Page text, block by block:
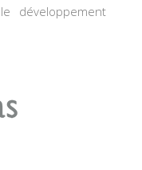
développement